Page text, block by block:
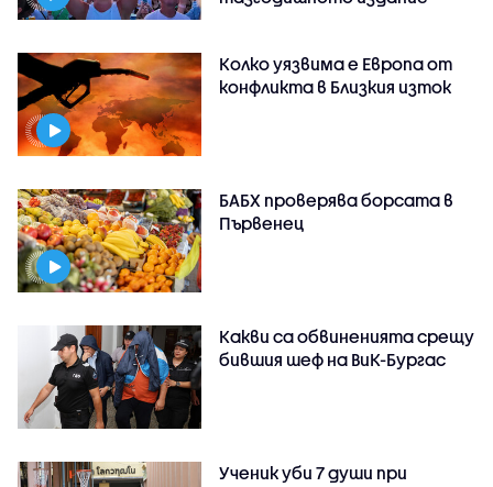
Колко уязвима е Европа от
конфликта в Близкия изток
БАБХ проверява борсата в
Първенец
Какви са обвиненията срещу
бившия шеф на ВиК-Бургас
Ученик уби 7 души при